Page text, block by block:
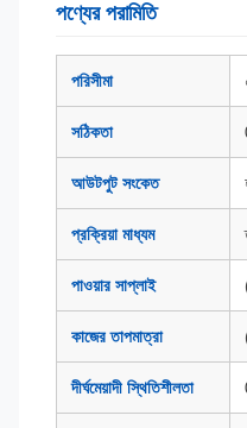
পণ্যের পরামিতি
পরিসীমা
সঠিকতা
আউটপুট সংকেত
প্রক্রিয়া মাধ্যম
পাওয়ার সাপ্লাই
কাজের তাপমাত্রা
দীর্ঘমেয়াদী স্থিতিশীলতা